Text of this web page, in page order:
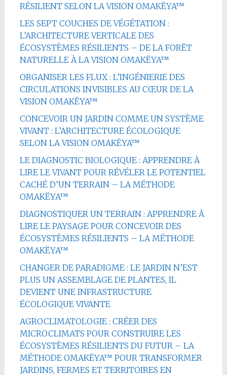
RÉSILIENT SELON LA VISION OMAKËYA™
LES SEPT COUCHES DE VÉGÉTATION :
L’ARCHITECTURE VERTICALE DES
ÉCOSYSTÈMES RÉSILIENTS – DE LA FORÊT
NATURELLE À LA VISION OMAKËYA™
ORGANISER LES FLUX : L’INGÉNIERIE DES
CIRCULATIONS INVISIBLES AU CŒUR DE LA
VISION OMAKËYA™
CONCEVOIR UN JARDIN COMME UN SYSTÈME
VIVANT : L’ARCHITECTURE ÉCOLOGIQUE
SELON LA VISION OMAKËYA™
LE DIAGNOSTIC BIOLOGIQUE : APPRENDRE À
LIRE LE VIVANT POUR RÉVÉLER LE POTENTIEL
CACHÉ D’UN TERRAIN – LA MÉTHODE
OMAKËYA™
DIAGNOSTIQUER UN TERRAIN : APPRENDRE À
LIRE LE PAYSAGE POUR CONCEVOIR DES
ÉCOSYSTÈMES RÉSILIENTS – LA MÉTHODE
OMAKËYA™
CHANGER DE PARADIGME : LE JARDIN N’EST
PLUS UN ASSEMBLAGE DE PLANTES, IL
DEVIENT UNE INFRASTRUCTURE
ÉCOLOGIQUE VIVANTE
AGROCLIMATOLOGIE : CRÉER DES
MICROCLIMATS POUR CONSTRUIRE LES
ÉCOSYSTÈMES RÉSILIENTS DU FUTUR – LA
MÉTHODE OMAKËYA™ POUR TRANSFORMER
JARDINS, FERMES ET TERRITOIRES EN